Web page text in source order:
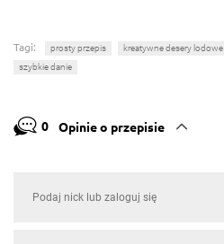
Tagi: prosty przepis kreatywne desery lodowe
szybkie danie
0 Opinie o przepisie